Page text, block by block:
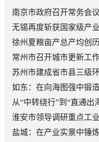
南京市政府召开常务会议
无锡再度斩获国家级产
顶层赛道
徐州夏粮亩产总产均创
常州市召开城市更新工
苏州市建成省市县三级
如东：在向海图强中锻
从“中转绕行”到“直通
口
淮安市领导调研重点工
盐城：在产业实景中锤